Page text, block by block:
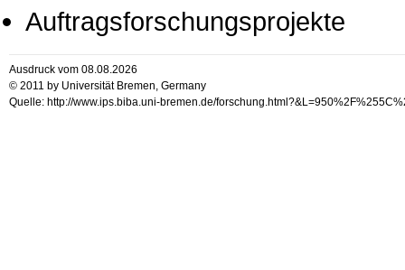
Auftragsforschungsprojekte
Ausdruck vom 08.08.2026
© 2011 by Universität Bremen, Germany
Quelle: http://www.ips.biba.uni-bremen.de/